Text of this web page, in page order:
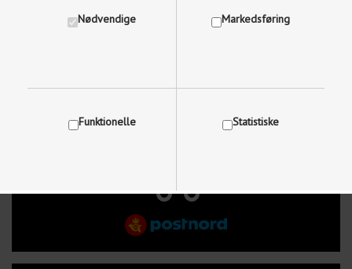
Nødvendige Markedsføring
Funktionelle Statistiske
FRI FRAGT VED KØB OVER 499 kr.